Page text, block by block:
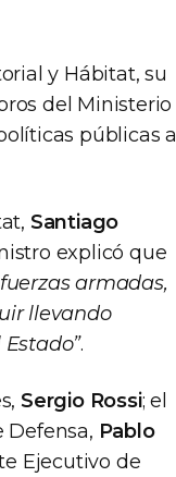
y Hábitat, su
del Ministerio
públicas a
Santiago
explicó que
armadas,
llevando
.
Sergio Rossi; el
Defensa, Pablo
Ejecutivo de